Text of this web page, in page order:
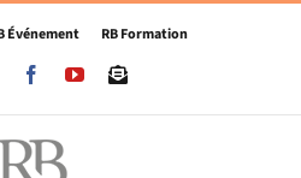
RB Formation
FacebookYouTubeNewsletter